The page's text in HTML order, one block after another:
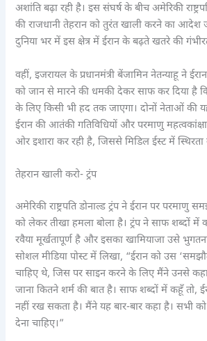
अशांति बढ़ा रही है। इस संघर्ष के बीच अमेरिकी
की राजधानी तेहरान को तुरंत खाली करने का आदेश
दुनिया भर में इस क्षेत्र में ईरान के बढ़ते खतरे की
वहीं, इजरायल के प्रधानमंत्री बेंजामिन नेतन्याहू ने
को जान से मारने की धमकी देकर साफ कर दिया है
के लिए किसी भी हद तक जाएगा। दोनों नेताओं की
ईरान की आतंकी गतिविधियों और परमाणु
ओर इशारा कर रही है, जिससे मिडिल ईस्ट में स्थिरता
तेहरान खाली करो- ट्रंप
अमेरिकी राष्ट्रपति डोनाल्ड ट्रंप ने ईरान पर परमाणु
को लेकर तीखा हमला बोला है। ट्रंप ने साफ शब्दों में
रवैया मूर्खतापूर्ण है और इसका खामियाजा उसे
सोशल मीडिया पोस्ट में लिखा, “ईरान को उस
चाहिए थे, जिस पर साइन करने के लिए मैंने उनसे कहा
जाना कितने शर्म की बात है। साफ शब्दों में कहूँ तो,
नहीं रख सकता है। मैंने यह बार-बार कहा है। सभी
देना चाहिए।”